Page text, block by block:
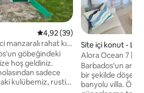
5 üzerinden ortalama 4,92
4,92 (39)
manzaralı rahat kır
göbeğindeki
hoş geldiniz.
sadece
kulübemiz, rustik
Site içi konut -
Alora Ocean 7 |
ve okyanus
Barbados'un
bir şekilde
banyolu villa. Öne